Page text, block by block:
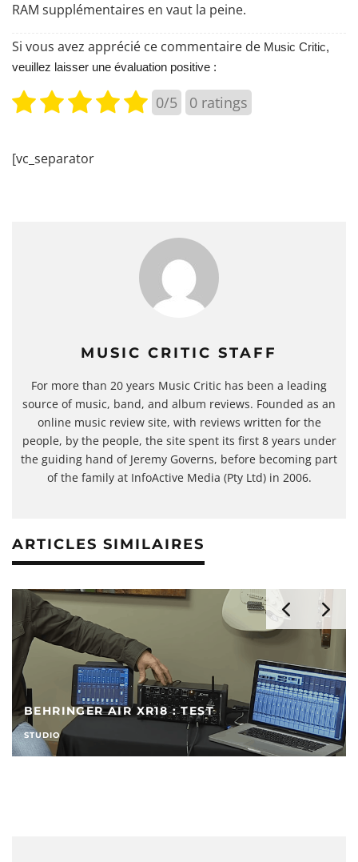
RAM supplémentaires en vaut la peine.
Si vous avez apprécié ce commentaire de Music Critic,
veuillez laisser une évaluation positive :
0/5 0 ratings
[vc_separator
MUSIC CRITIC STAFF
For more than 20 years Music Critic has been a leading
source of music, band, and album reviews. Founded as an
online music review site, with reviews written for the
people, by the people, the site spent its first 8 years under
the guiding hand of Jeremy Governs, before becoming part
of the family at InfoActive Media (Pty Ltd) in 2006.
ARTICLES SIMILAIRES
YAMAHA HS7, MONITEUR DE STUDIO
AMPLIFIÉ DE 6,5 POUCES, REVUE DE PRESSE
STUDIO